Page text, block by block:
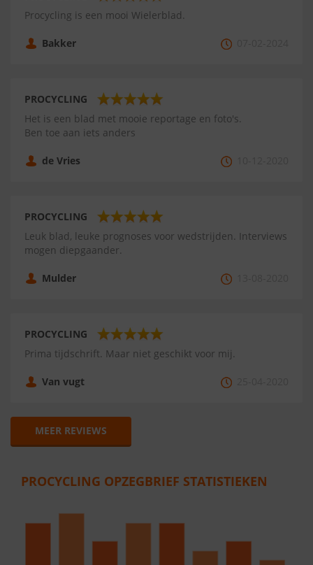
Procycling is een mooi Wielerblad.
Bakker
PROCYCLING
Het is een blad met mooie reportage en foto's.
Ben toe aan iets anders
de Vries
PROCYCLING
Leuk blad, leuke prognoses voor wedstrijden. Interviews
mogen diepgaander.
Mulder
PROCYCLING
Prima tijdschrift. Maar niet geschikt voor mij.
Van vugt
MEER REVIEWS
PROCYCLING OPZEGBRIEF STATISTIEKEN